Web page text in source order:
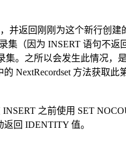
并返回刚刚为这个新行创
（因为 INSERT 语句不
。之所以会发生此情况，
方法获取
之前使用 SET
回 IDENTITY 值。